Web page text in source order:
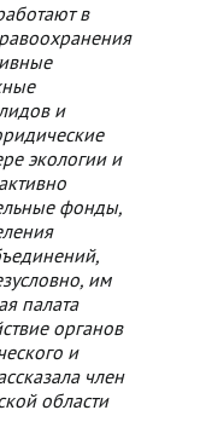
в
и
экологии и
фонды,
им
палата
органов
и
член
области